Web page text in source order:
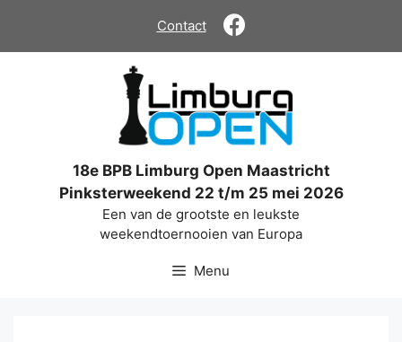
de
Contact
18e BPB Limburg Open Maastricht
Pinksterweekend 22 t/m 25 mei 2026
Een van de grootste en leukste
weekendtoernooien van Europa
Menu